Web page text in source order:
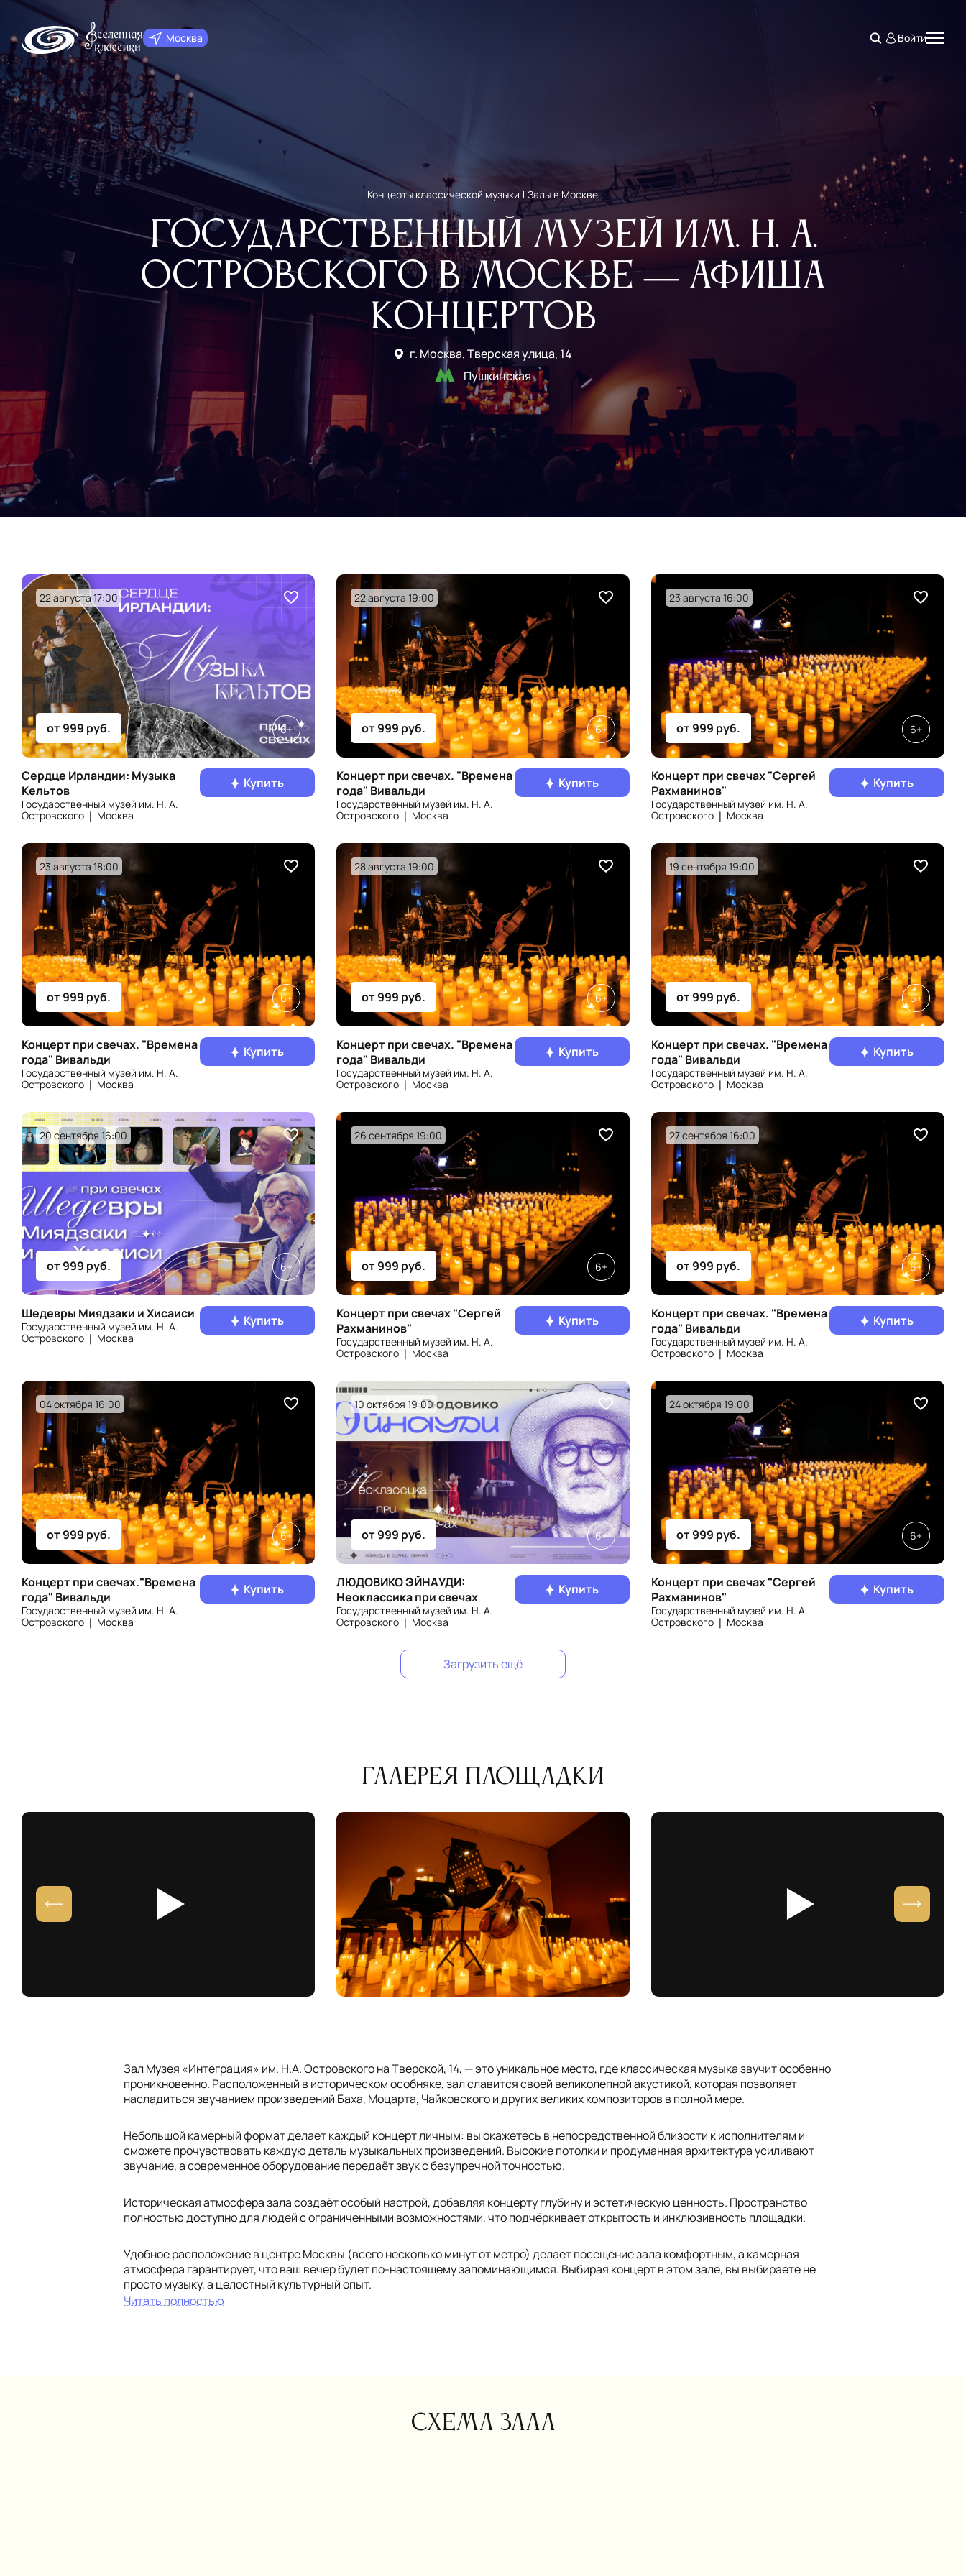
Москва Войти
Концерты классической музыки Залы в Москве
Государственный музей им. Н. А.
Островского в Москве — афиша
концертов
г. Москва, Тверская улица, 14
Пушкинская
22 августа 17:00
от 999 руб. 6+
Сердце Ирландии: Музыка
Кельтов
Государственный музей им. Н. А.
Островского ❘ Москва
Купить
22 августа 19:00
от 999 руб. 6+
Концерт при свечах. "Времена
года" Вивальди
Государственный музей им. Н. А.
Островского ❘ Москва
Купить
23 августа 16:00
от 999 руб. 6+
Концерт при свечах "Сергей
Рахманинов"
Государственный музей им. Н. А.
Островского ❘ Москва
Купить
23 августа 18:00
от 999 руб. 6+
Концерт при свечах. "Времена
года" Вивальди
Государственный музей им. Н. А.
Островского ❘ Москва
Купить
28 августа 19:00
от 999 руб. 6+
Концерт при свечах. "Времена
года" Вивальди
Государственный музей им. Н. А.
Островского ❘ Москва
Купить
19 сентября 19:00
от 999 руб. 6+
Концерт при свечах. "Времена
года" Вивальди
Государственный музей им. Н. А.
Островского ❘ Москва
Купить
20 сентября 16:00
от 999 руб. 6+
Шедевры Миядзаки и Хисаиси
Государственный музей им. Н. А.
Островского ❘ Москва
Купить
26 сентября 19:00
от 999 руб. 6+
Концерт при свечах "Сергей
Рахманинов"
Государственный музей им. Н. А.
Островского ❘ Москва
Купить
27 сентября 16:00
от 999 руб. 6+
Концерт при свечах. "Времена
года" Вивальди
Государственный музей им. Н. А.
Островского ❘ Москва
Купить
04 октября 16:00
от 999 руб. 6+
Концерт при свечах."Времена
года" Вивальди
Государственный музей им. Н. А.
Островского ❘ Москва
Купить
10 октября 19:00
от 999 руб. 6+
ЛЮДОВИКО ЭЙНАУДИ:
Неоклассика при свечах
Государственный музей им. Н. А.
Островского ❘ Москва
Купить
24 октября 19:00
от 999 руб. 6+
Концерт при свечах "Сергей
Рахманинов"
Государственный музей им. Н. А.
Островского ❘ Москва
Купить
Загрузить ещё
Галерея площадки
Зал Музея «Интеграция» им. Н.А. Островского на Тверской, 14, — это уникальное место, где классическая музыка звучит особенно
проникновенно. Расположенный в историческом особняке, зал славится своей великолепной акустикой, которая позволяет
насладиться звучанием произведений Баха, Моцарта, Чайковского и других великих композиторов в полной мере.
Небольшой камерный формат делает каждый концерт личным: вы окажетесь в непосредственной близости к исполнителям и
сможете прочувствовать каждую деталь музыкальных произведений. Высокие потолки и продуманная архитектура усиливают
звучание, а современное оборудование передаёт звук с безупречной точностью.
Историческая атмосфера зала создаёт особый настрой, добавляя концерту глубину и эстетическую ценность. Пространство
полностью доступно для людей с ограниченными возможностями, что подчёркивает открытость и инклюзивность площадки.
Удобное расположение в центре Москвы (всего несколько минут от метро) делает посещение зала комфортным, а камерная
атмосфера гарантирует, что ваш вечер будет по-настоящему запоминающимся. Выбирая концерт в этом зале, вы выбираете не
просто музыку, а целостный культурный опыт.
Читать полностью
Схема зала